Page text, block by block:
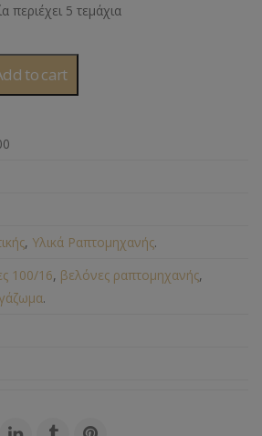
περιέχει 5 τεμάχια
to cart
, Υλικά Ραπτομηχανής.
100/16, βελόνες ραπτομηχανής,
γάζωμα.